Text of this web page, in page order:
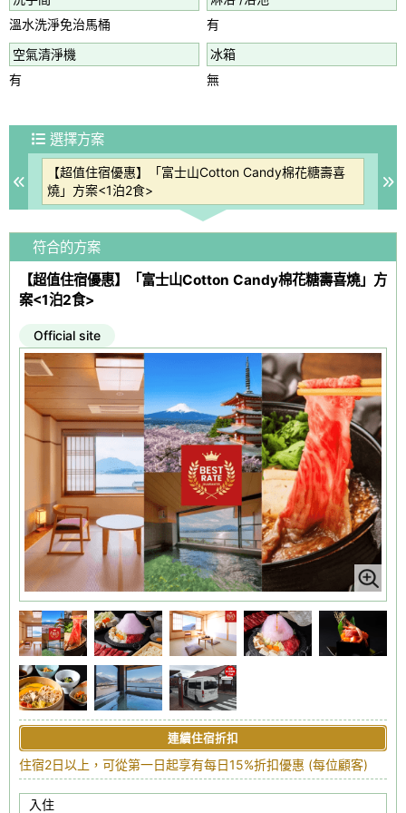
溫水洗淨免治馬桶
有
空氣清淨機
有
冰箱
無
選擇方案
Previous
【超值住宿優惠】「富士山Cotton Candy棉花糖壽喜
燒」方案<1泊2食>
悠
符合的方案
【超值住宿優惠】「富士山Cotton Candy棉花糖壽喜燒」方
案<1泊2食>
Official site
連續住宿折扣
住宿2日以上，可從第一日起享有每日15%折扣優惠 (每位顧客)
入住